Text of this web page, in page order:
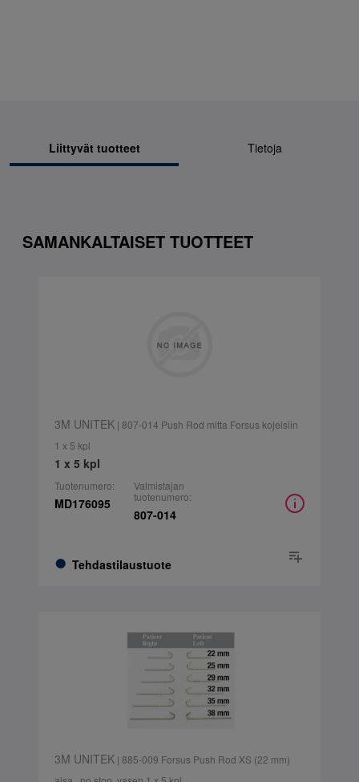
Liittyvät tuotteet Tietoja
SAMANKALTAISET TUOTTEET
3M UNITEK| 807-014 Push Rod mitta Forsus kojeisiin
1 x 5 kpl
1 x 5 kpl
Tuotenumero:
MD176095
Tehdastilaustuote
Valmistajan
tuotenumero:
807-014
3M UNITEK| 885-009 Forsus Push Rod XS (22 mm)